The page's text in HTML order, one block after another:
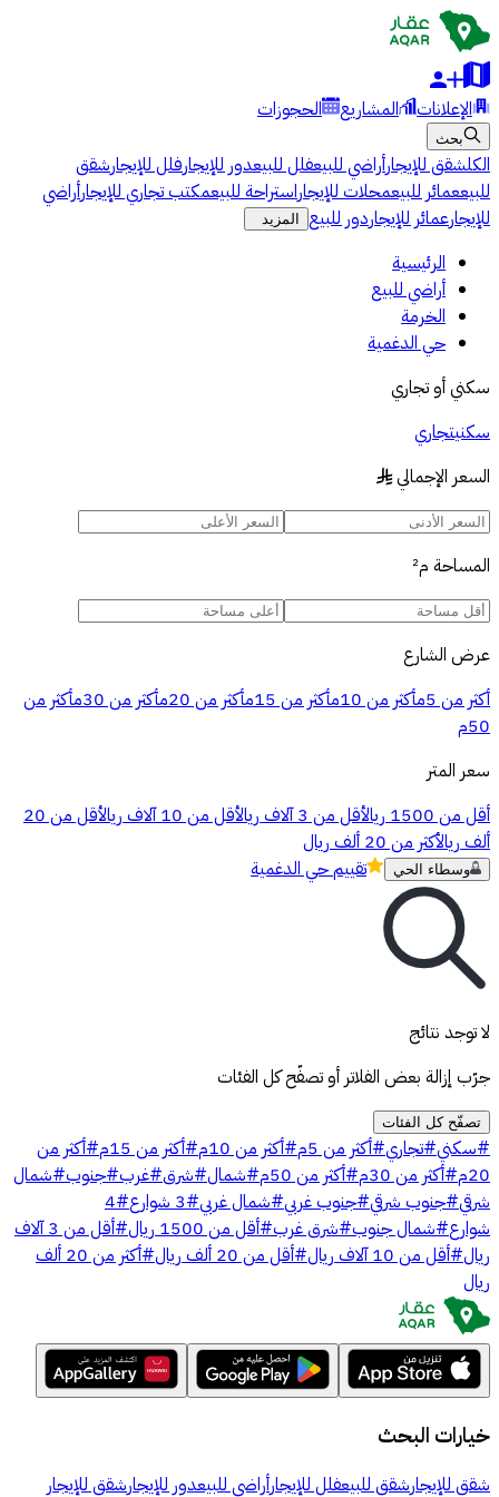
الإعلانات المشاريع الحجوزات
بحث
الكلشقق للإيجارأراضي للبيعفلل للبيعدور للإيجارفلل للإيجارشقق
للبيععمائر للبيعمحلات للإيجاراستراحة للبيعمكتب تجاري للإيجارأراضي
للإيجارعمائر للإيجاردور للبيع المزيد
الرئيسية
أراضي للبيع
الخرمة
حي الدغمية
سكني أو تجاري
سكنيتجاري
السعر الإجمالي §
المساحة م²
عرض الشارع
أكثر من 5م
أكثر من 10م أكثر من 15م أكثر من 20م أكثر من 30م
أكثر من
50م
سعر المتر
أقل من 1500 ريال
أقل من 3 آلاف ريال أقل من 10 آلاف ريال
أقل من 20
ألف ريالأكثر من 20 ألف ريال
وسطاء الحي تقييمحي الدغمية
لا توجد نتائج
جرّب إزالة بعض الفلاتر أو تصفّح كل الفئات
تصفّح كل الفئات
#سكني#تجاري#أكثر من 5م #أكثر من 10م #أكثر من 15م #أكثر من
20م #أكثر من 30م #أكثر من 50م #شمال#شرق#غرب#جنوب#شمال
شرقي#جنوب شرقي#جنوب غربي#شمال غربي#3 شوارع #
4
شوارع#شمال جنوب#شرق غرب#أقل من 1500 ريال #
أقل من 3 آلاف
ريال#أقل من 10 آلاف ريال #أقل من 20 ألف ريال #
أكثر من 20 ألف
ريال
خيارات البحث
شقق للإيجارشقق للبيعفلل للإيجارأراضي للبيعدور للإيجارشقق للإيجار